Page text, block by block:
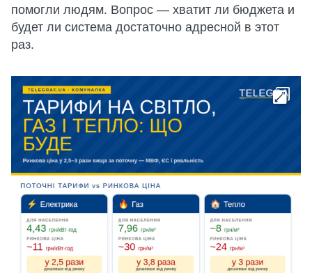
помогли людям. Вопрос — хватит ли бюджета и
будет ли система достаточно адресной в этот
раз.